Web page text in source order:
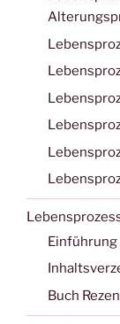
Einführung
Buch